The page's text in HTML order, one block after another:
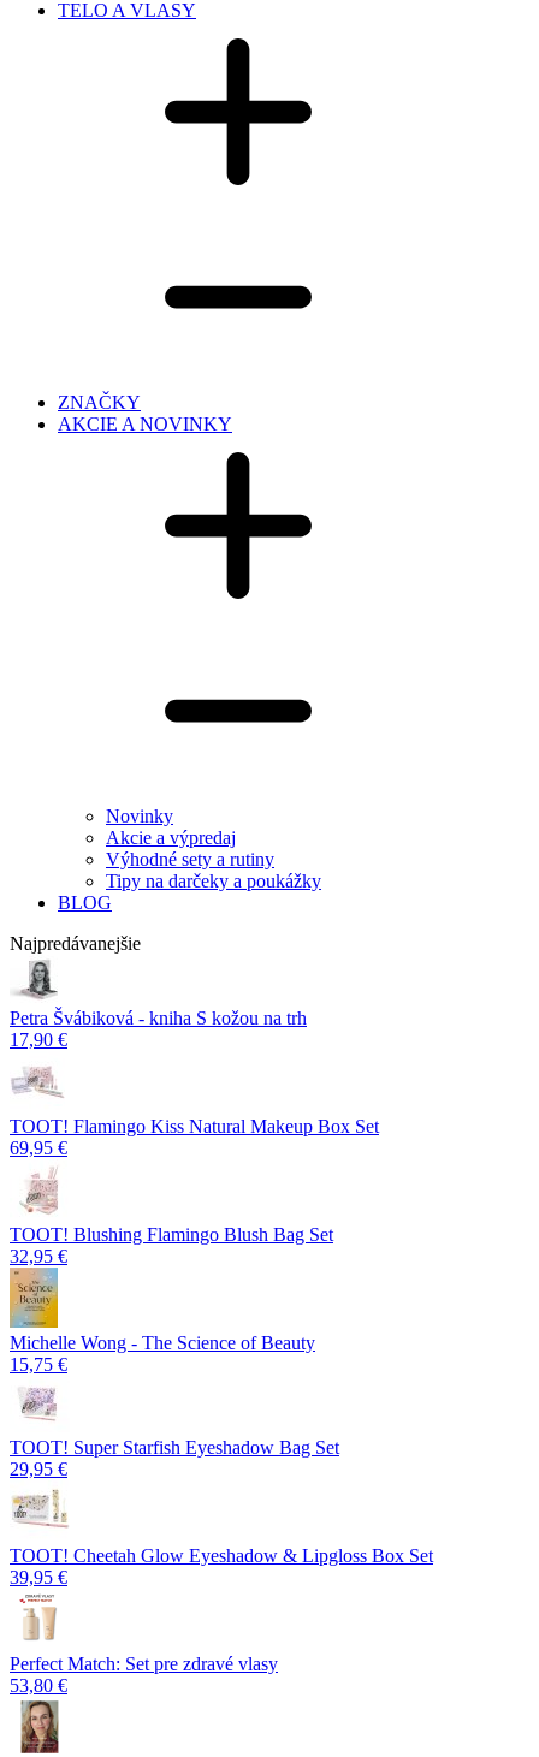
TELO A VLASY
ZNAČKY
AKCIE A NOVINKY
Novinky
Akcie a výpredaj
Výhodné sety a rutiny
Tipy na darčeky a poukážky
BLOG
Najpredávanejšie
Petra Švábiková - kniha S kožou na trh
17,90 €
TOOT! Flamingo Kiss Natural Makeup Box Set
69,95 €
TOOT! Blushing Flamingo Blush Bag Set
32,95 €
Michelle Wong - The Science of Beauty
15,75 €
TOOT! Super Starfish Eyeshadow Bag Set
29,95 €
TOOT! Cheetah Glow Eyeshadow & Lipgloss Box Set
39,95 €
Perfect Match: Set pre zdravé vlasy
53,80 €